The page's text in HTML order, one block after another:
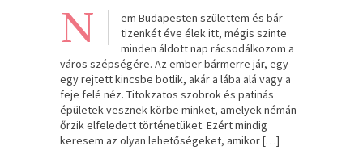
N
em Budapesten születtem és bár
tizenkét éve élek itt, mégis szinte
minden áldott nap rácsodálkozom a
város szépségére. Az ember bármerre jár, egy-
egy rejtett kincsbe botlik, akár a lába alá vagy a
feje felé néz. Titokzatos szobrok és patinás
épületek vesznek körbe minket, amelyek némán
őrzik elfeledett történetüket. Ezért mindig
keresem az olyan lehetőségeket, amikor […]